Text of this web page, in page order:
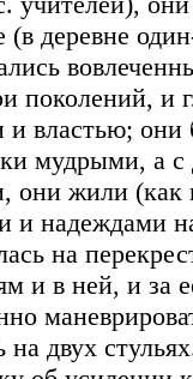
(в деревне
поколений, и
и властью; они
мудрыми, а
они жили (как
и надеждами
на
и в ней, и за
на двух